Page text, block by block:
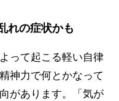
れの症状かも
って起こる軽い自律
神力で何とかなって
があります。「気が